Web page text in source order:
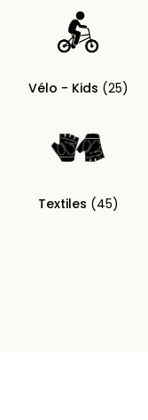
Vélo - Kids (25)
Textiles (45)